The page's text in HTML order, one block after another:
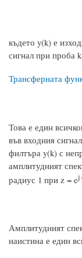
където y(k) е
сигнал при проба
Трансферната
Това е един
във входния
филтъра y(k) с
амплитудният
радиус 1 при z = ej
Амплитудният
наистина е един